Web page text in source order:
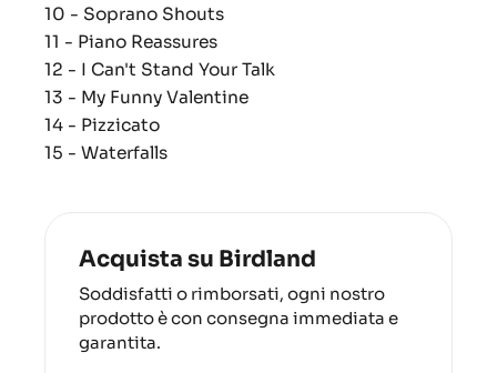
10 - Soprano Shouts
11 - Piano Reassures
12 - I Can't Stand Your Talk
13 - My Funny Valentine
14 - Pizzicato
15 - Waterfalls
Acquista su Birdland
Soddisfatti o rimborsati, ogni nostro
prodotto è con consegna immediata e
garantita.